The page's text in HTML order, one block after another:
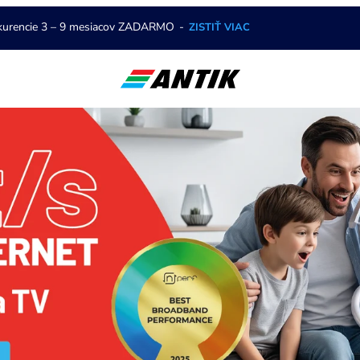
3 – 9 mesiacov ZADARMO - ZISTIŤ VIAC